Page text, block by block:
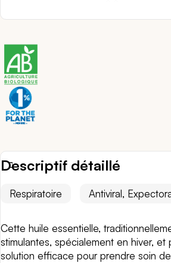
Descriptif détaillé
Respiratoire Antiviral,
Cette huile essentielle,
stimulantes, spécialement en hiver,
solution efficace pour prendre soin